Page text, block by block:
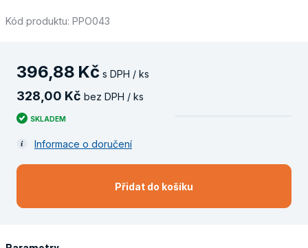
Kód produktu: PPO043
396,88 Kč s DPH / ks
328 00 Kč bez DPH / ks
SKLADEM
Informace o doručení
Přidat do košíku